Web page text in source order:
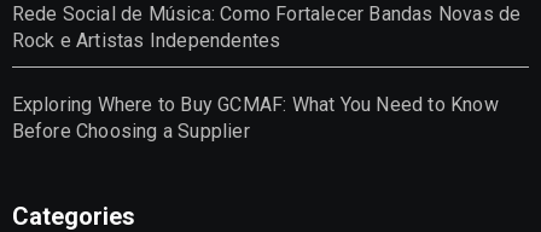
Rede Social de Música: Como Fortalecer Bandas Novas de
Rock e Artistas Independentes
Exploring Where to Buy GCMAF: What You Need to Know
Before Choosing a Supplier
Categories